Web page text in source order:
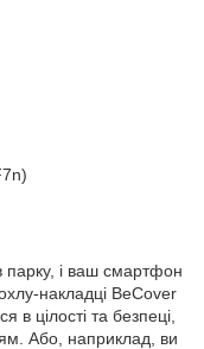
парку, і ваш смартфон
накладці BeCover
цілості та безпеці,
Або, наприклад, ви